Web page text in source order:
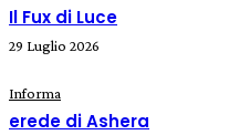
Il Fux di Luce
29 Luglio 2026
Informa
erede di Ashera